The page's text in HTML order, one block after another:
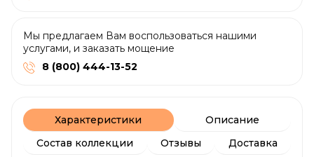
Мы предлагаем Вам воспользоваться нашими
услугами, и заказать мощение
8 (800) 444-13-52
Характеристики
Описание
Состав коллекции
Отзывы Доставка